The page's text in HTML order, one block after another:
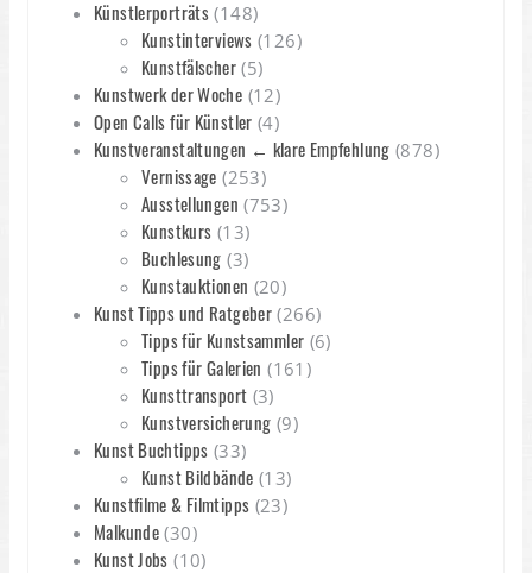
Künstlerporträts (148)
Kunstinterviews (126)
Kunstfälscher(5)
Kunstwerk der Woche (12)
Open Calls für Künstler (4)
Kunstveranstaltungen ← klare Empfehlung (878)
Vernissage (253)
Ausstellungen (753)
Kunstkurs (13)
Buchlesung (3)
Kunstauktionen (20)
Kunst Tipps und Ratgeber (266)
Tipps für Kunstsammler (6)
Tipps für Galerien (161)
Kunsttransport (3)
Kunstversicherung (9)
Kunst Buchtipps (33)
Kunst Bildbände (13)
Kunstfilme & Filmtipps (23)
Malkunde (30)
Kunst Jobs (10)